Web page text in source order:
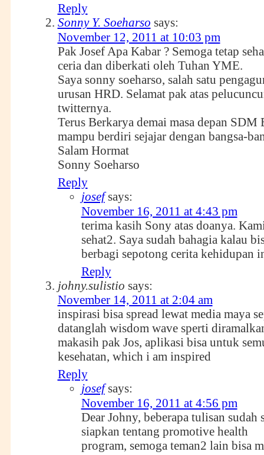
Reply
Sonny Y. Soeharso says:
November 12, 2011 at 10:03 pm
Pak Josef Apa Kabar ? Semoga tetap
ceria dan diberkati oleh Tuhan YME.
Saya sonny soeharso, salah satu
urusan HRD. Selamat pak atas
twitternya.
Terus Berkarya demai masa depan SDM
mampu berdiri sejajar dengan bangsa-
Salam Hormat
Sonny Soeharso
Reply
josef says:
November 16, 2011 at 4:43 pm
terima kasih Sony atas doanya.
sehat2. Saya sudah bahagia kalau
berbagi sepotong cerita kehidupan
Reply
johny.sulistio says:
November 14, 2011 at 2:04 am
inspirasi bisa spread lewat media maya
datanglah wisdom wave sperti
makasih pak Jos, aplikasi bisa untuk
kesehatan, which i am inspired
Reply
josef says:
November 16, 2011 at 4:56 pm
Dear Johny, beberapa tulisan sudah
siapkan tentang promotive health
program, semoga teman2 lain bisa